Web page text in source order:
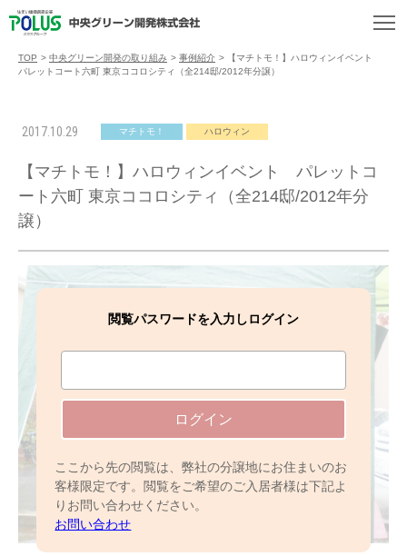
TOP > 中央グリーン開発の取り組み > 事例紹介 >
【マチトモ！】ハロウィンイベント
パレットコート六町 東京ココロシティ（全214邸/2012年分譲）
2017.10.29 マチトモ！ ハロウィン
【マチトモ！】ハロウィンイベント パレットコ
ート六町 東京ココロシティ（全214邸/2012年分
譲）
閲覧パスワードを入力しログイン
ログイン
ここから先の閲覧は、弊社の分譲地にお住まいのお
客様限定です。閲覧をご希望のご入居者様は下記よ
りお問い合わせください。
お問い合わせ